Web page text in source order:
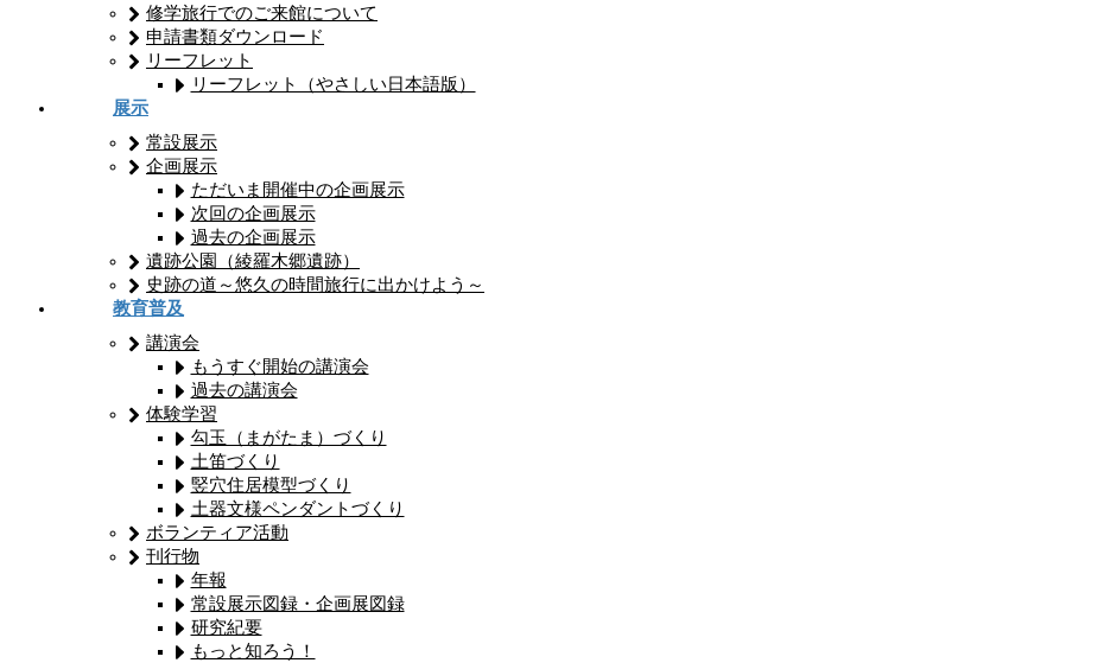
修学旅行でのご来館について
申請書類ダウンロード
リーフレット
リーフレット（やさしい日本語版）
展示
常設展示
企画展示
ただいま開催中の企画展示
次回の企画展示
過去の企画展示
遺跡公園（綾羅木郷遺跡）
史跡の道～悠久の時間旅行に出かけよう～
教育普及
講演会
もうすぐ開始の講演会
過去の講演会
体験学習
勾玉（まがたま）づくり
土笛づくり
竪穴住居模型づくり
土器文様ペンダントづくり
ボランティア活動
刊行物
年報
常設展示図録・企画展図録
研究紀要
もっと知ろう！